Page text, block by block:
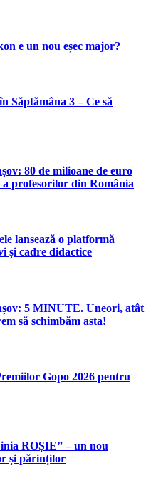
e un nou eșec major?
Săptămâna 3 – Ce să
80 de milioane de euro
profesorilor din România
lansează o platformă
și cadre didactice
5 MINUTE. Uneori, atât
să schimbăm asta!
Gopo 2026 pentru
ROȘIE” – un nou
și părinților